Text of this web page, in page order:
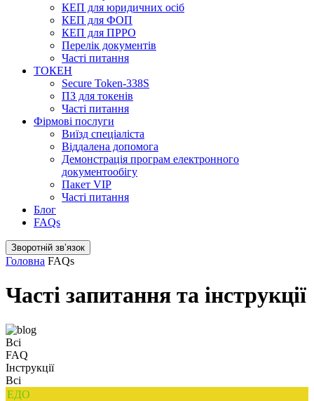
КЕП для юридичних осіб
КЕП для ФОП
КЕП для ПРРО
Перелік документів
Часті питання
ТОКЕН
Secure Token-338S
ПЗ для токенів
Часті питання
Фірмові послуги
Виїзд спеціаліста
Віддалена допомога
Демонстрація програм електронного
документообігу
Пакет VIP
Часті питання
Блог
FAQs
Зворотній звʼязок
Головна FAQs
Часті запитання та інструкції
Всі
FAQ
Інструкції
Всі
ЕДО